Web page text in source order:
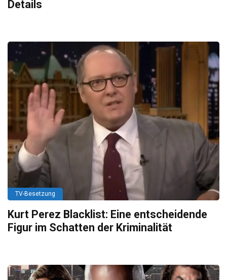
Details
TV-Besetzung
Kurt Perez Blacklist: Eine entscheidende
Figur im Schatten der Kriminalität